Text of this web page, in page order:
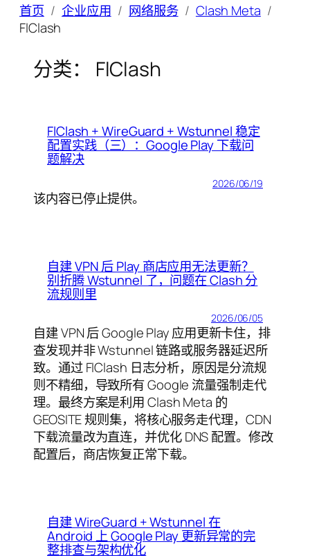
首页 企业应用 网络服务
Clash Meta
FlClash
分类： FlClash
FlClash + WireGuard + Wstunnel 稳定
配置实践（三）：Google Play 下载问
题解决
2026/06/19
该内容已停止提供。
自建 VPN 后 Play 商店应用无法更新？
别折腾 Wstunnel 了，问题在 Clash 分
流规则里
2026/06/05
自建 VPN 后 Google Play 应用更新卡住，排
查发现并非 Wstunnel 链路或服务器延迟所
致。通过 FlClash 日志分析，原因是分流规
则不精细，导致所有 Google 流量强制走代
理。最终方案是利用 Clash Meta 的
GEOSITE 规则集，将核心服务走代理，CDN
下载流量改为直连，并优化 DNS 配置。修改
配置后，商店恢复正常下载。
自建 WireGuard + Wstunnel 在
Android 上 Google Play 更新异常的完
整排查与架构优化